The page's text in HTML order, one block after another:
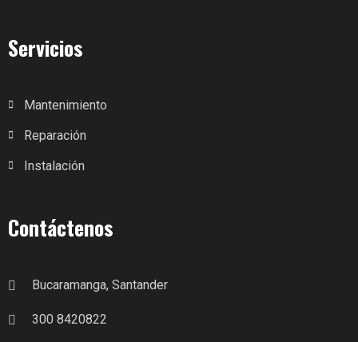
Servicios
Mantenimiento
Reparación
Instalación
Contáctenos
Bucaramanga, Santander
300 8420822